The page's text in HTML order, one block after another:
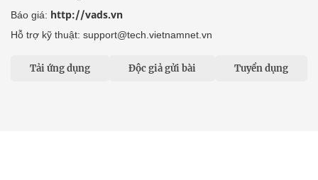
Báo giá: http://vads.vn
Hỗ trợ kỹ thuật: support@tech.vietnamnet.vn
Tải ứng dụng Độc giả gửi bài Tuyển dụng